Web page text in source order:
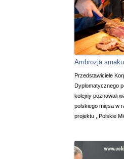
Ambrozja smaku
Przedstawiciele
Dyplomatycznego
kolejny poznawali
polskiego mięsa w
projektu ,,Polskie